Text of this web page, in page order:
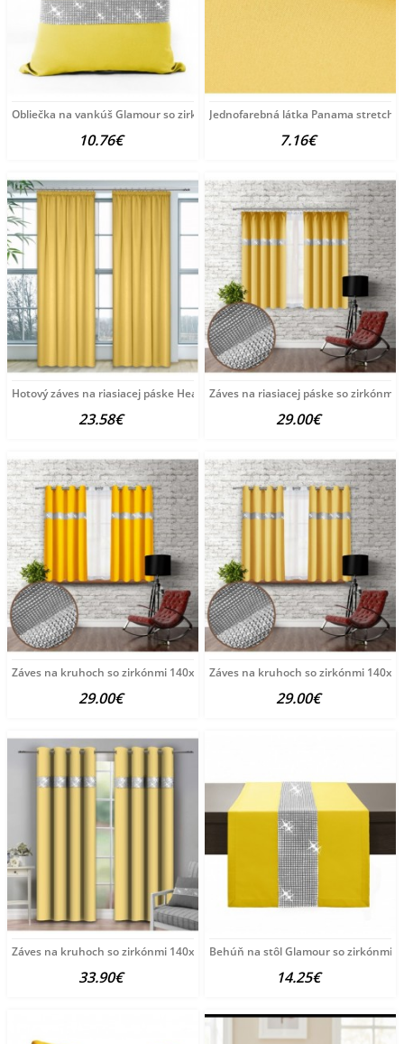
Obliečka na vankúš Glamour so zirkónmi pastelovo žltá
10.76€
Jednofarebná látka Panama stretch
7.16€
Hotový záves na riasiacej páske Heaven pastelovo žltý
23.58€
Záves na riasiacej páske so zirkónmi
29.00€
Záves na kruhoch so zirkónmi 140x160 cm žltý Žltá
29.00€
Záves na kruhoch so zirkónmi
29.00€
Záves na kruhoch so zirkónmi 140x250 cm pastelovo žltý
33.90€
Behúň na stôl Glamour so zirkónmi
14.25€